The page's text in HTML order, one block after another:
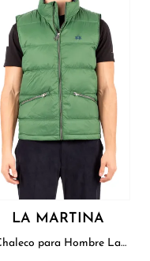
LA MARTINA
para Hombre La